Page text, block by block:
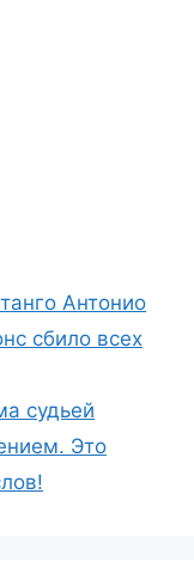
Антонио
сбило всех
судьей
Это